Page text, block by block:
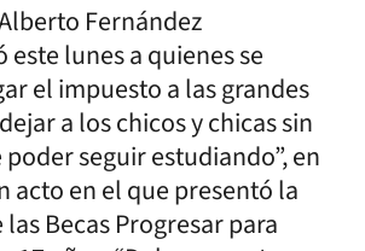
Fernández
lunes a quienes se
el impuesto a las grandes
a los chicos y chicas sin
seguir estudiando”, en
acto en el que presentó la
Becas Progresar para